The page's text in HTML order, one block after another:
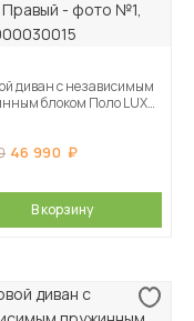
диван с независимым
блоком Поло LUX
46 990
В корзину